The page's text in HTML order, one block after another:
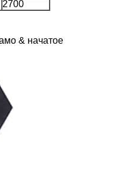
2700
& начатое